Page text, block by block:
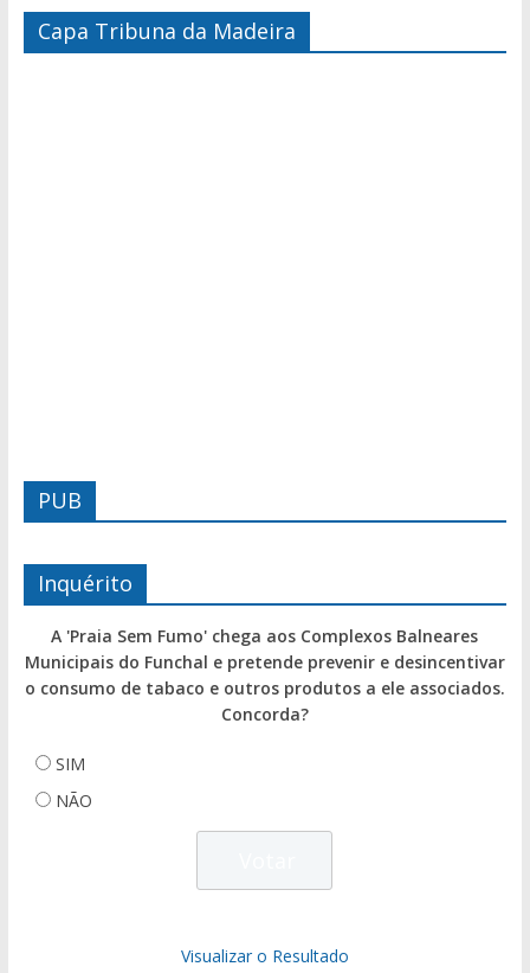
Capa Tribuna da Madeira
PUB
Inquérito
A 'Praia Sem Fumo' chega aos Complexos Balneares
Municipais do Funchal e pretende prevenir e desincentivar
o consumo de tabaco e outros produtos a ele associados.
Concorda?
SIM
NÃO
Visualizar o Resultado